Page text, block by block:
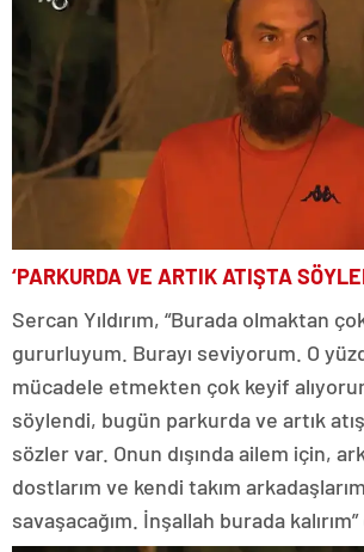
‘PARKURDA VE ARTIK ATIŞTA
Sercan Yıldırım, “Burada olmaktan
gururluyum. Burayı seviyorum. O
mücadele etmekten çok keyif
söylendi, bugün parkurda ve artık
sözler var. Onun dışında ailem için,
dostlarım ve kendi takım
savaşacağım. İnşallah burada